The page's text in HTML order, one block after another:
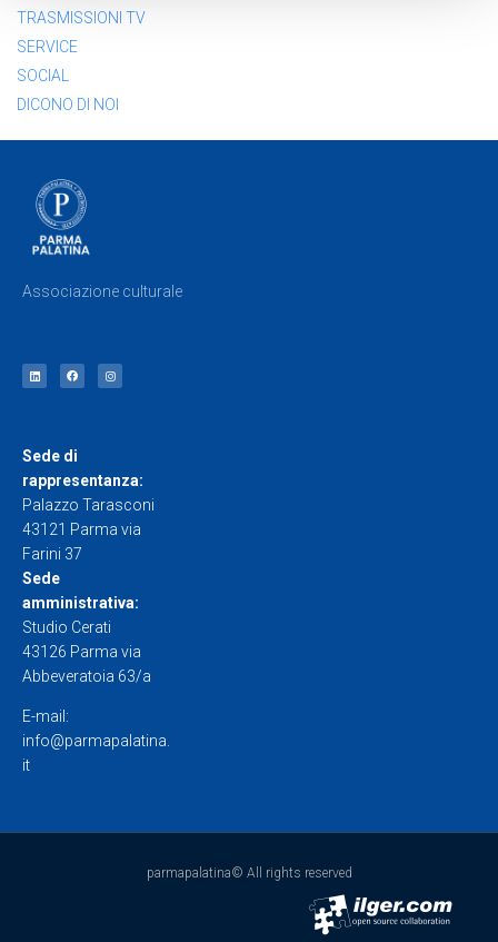
TRASMISSIONI TV
SERVICE
SOCIAL
DICONO DI NOI
Associazione culturale
Sede di
rappresentanza:
Palazzo Tarasconi
43121 Parma via
Farini 37
Sede
amministrativa:
Studio Cerati
43126 Parma via
Abbeveratoia 63/a
E-mail:
info@parmapalatina.
it
parmapalatina© All rights reserved